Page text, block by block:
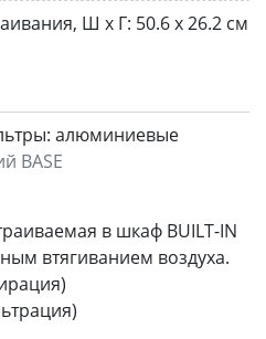
Ш х Г: 50.6 х 26.2 см
алюминиевые
BASE
в шкаф BUILT-IN
втягиванием воздуха.